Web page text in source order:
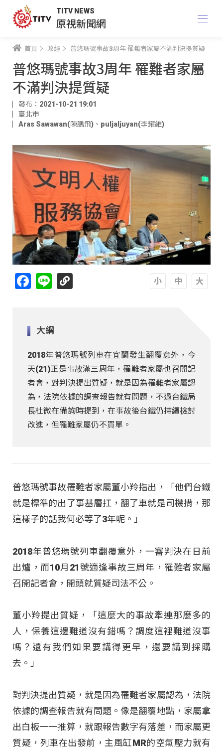
TITV NEWS
原視新聞網
首頁 政經 普悠瑪號事故3周年 罹難者家屬不滿判決提質疑
普悠瑪號事故3周年 罹難者家屬
不滿判決提質疑
發布：2021-10-21 19:01
臺北市
Aras Sawawan(陳鵬飛) 、 puljaljuyan(李耀維)
Facebook
Line
大綱
2018年普悠瑪號列車在宜蘭發生翻覆意外，今
天(21)正是事故滿三周年，罹難者家屬也召開記
者會，對判決提出質疑，就是因為罹難者家屬認
為，法院依據的調查報告就有問題，不過台鐵局
長杜微在備詢時提到，在事故後台鐵仍持續檢討
改進，但罹難家屬仍不買單。
普悠瑪號事故罹難者家屬董小羚指出，「他們台鐵
就是標準的出了事基層扛，翻了車就是司機揹，那
這樣子的話我何必等了3年呢。」
2018年普悠瑪號列車翻覆意外，一審判決在日前
出爐，而10月21號適逢事故三周年，罹難者家屬
召開記者會，開頭就質疑司法不公。
董小羚提出質疑，「這麼大的事故牽連那麼多的
人，保養這邊難道沒有錯嗎？調度這裡難道沒事
嗎？還有我們如果要講得更早，還要講到採購
去。」
對判決提出質疑，就是因為罹難者家屬認為，法院
依據的調查報告就有問題。像是翻覆地點，家屬拿
出白板一一推算，就跟報告數字有落差，而家屬更
質疑，列車在出發前，主風缸MR的空氣壓力就有